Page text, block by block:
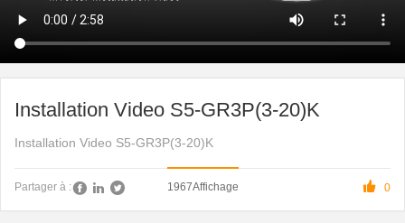
Installation Video S5-GR3P(3-20)K
Installation Video S5-GR3P(3-20)K
Partager à :  0
1967Affichage